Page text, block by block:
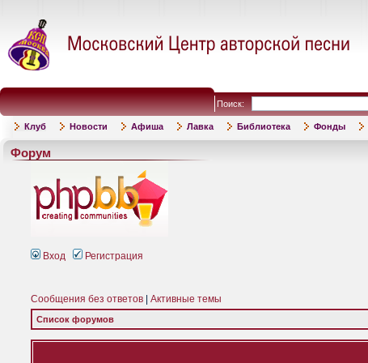
Поиск:
Клуб Новости Афиша Лавка Библиотека Фонды
Форум
Вход Регистрация
Сообщения без ответов Активные темы
Список форумов